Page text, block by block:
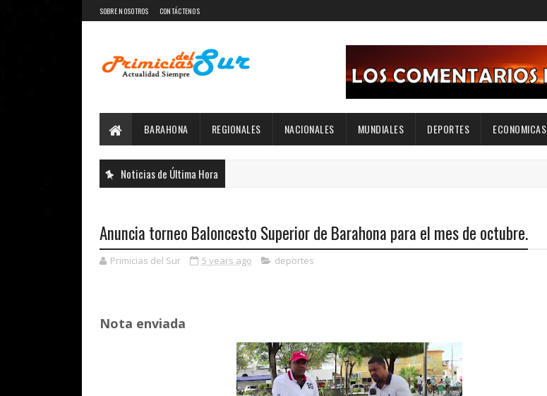
SOBRE NOSOTROS CONTÁCTENOS
BARAHONA REGIONALES NACIONALES MUNDIALES DEPORTES ECONOMICAS
Noticias de Última Hora
Anuncia torneo Baloncesto Superior de Barahona para el mes de octubre.
Primicias del Sur 5 years ago deportes
Nota enviada